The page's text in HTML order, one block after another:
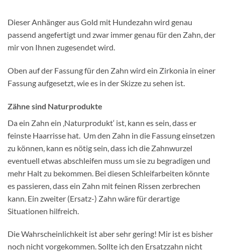
Dieser Anhänger aus Gold mit Hundezahn wird genau
passend angefertigt und zwar immer genau für den Zahn, der
mir von Ihnen zugesendet wird.
Oben auf der Fassung für den Zahn wird ein Zirkonia in einer
Fassung aufgesetzt, wie es in der Skizze zu sehen ist.
Zähne sind Naturprodukte
Da ein Zahn ein ‚Naturprodukt‘ ist, kann es sein, dass er
feinste Haarrisse hat. Um den Zahn in die Fassung einsetzen
zu können, kann es nötig sein, dass ich die Zahnwurzel
eventuell etwas abschleifen muss um sie zu begradigen und
mehr Halt zu bekommen. Bei diesen Schleifarbeiten könnte
es passieren, dass ein Zahn mit feinen Rissen zerbrechen
kann. Ein zweiter (Ersatz-) Zahn wäre für derartige
Situationen hilfreich.
Die Wahrscheinlichkeit ist aber sehr gering! Mir ist es bisher
noch nicht vorgekommen. Sollte ich den Ersatzzahn nicht